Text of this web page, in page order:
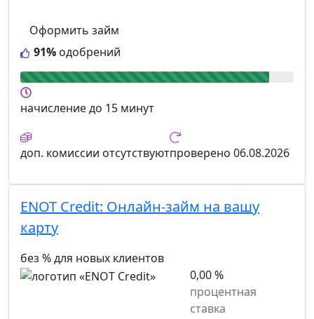
91% одобрений
Оформить займ
начислениедо 15 минут
доп. комиссии отсутствуютпроверено 06.08.2026
ENOT Credit: Онлайн-займ на вашу
карту
без % для новых клиентов
0,00 %
процентная
ставка